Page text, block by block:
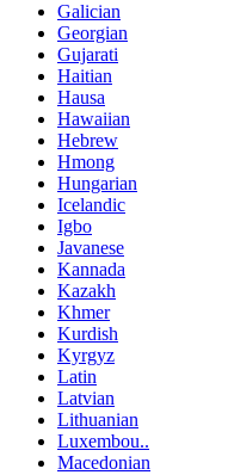
Galician
Georgian
Gujarati
Haitian
Hausa
Hawaiian
Hebrew
Hmong
Hungarian
Icelandic
Igbo
Javanese
Kannada
Kazakh
Khmer
Kurdish
Kyrgyz
Latin
Latvian
Lithuanian
Luxembou..
Macedonian